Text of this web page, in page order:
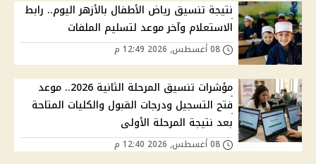
نتيجة تنسيق رياض الأطفال بالأزهر اليوم.. رابط
الاستعلام وآخر موعد لتسليم الملفات
مؤشرات تنسيق المرحلة الثانية 2026.. موعد
فتح التسجيل ودرجات القبول والكليات المتاحة
بعد نتيجة المرحلة الأولى